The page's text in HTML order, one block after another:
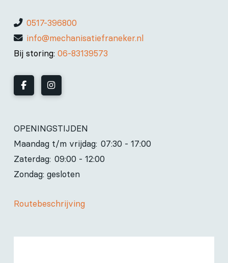
0517-396800
info@mechanisatiefraneker.nl
Bij storing: 06-83139573
OPENINGSTIJDEN
Maandag t/m vrijdag: 07:30 - 17:00
Zaterdag: 09:00 - 12:00
Zondag: gesloten
Routebeschrijving